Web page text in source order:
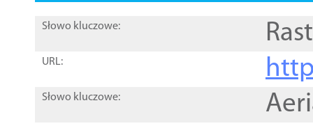
Słowo kluczowe:
URL:
Słowo kluczowe: